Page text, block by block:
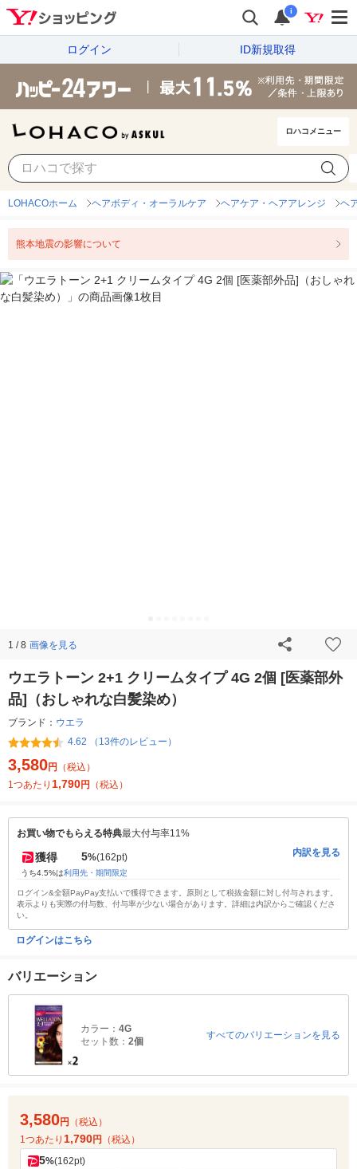
i
ログイン ID新規取得
ロハコメニュー
LOHACOホーム ヘアボディ・オーラルケア ヘアケア・ヘアアレンジ ヘ
熊本地震の影響について
1 / 8 画像を見る
ウエラトーン 2+1 クリームタイプ 4G 2個 [医薬部外
品]（おしゃれな白髪染め）
ブランド： ウエラ
4.62 （13件のレビュー）
3,580円
（税込）
1つあたり 1,790円 （税込）
お買い物でもらえる特典最大付与率11%
獲得 5%(162pt)
うち4.5%は利用先・期間限定
内訳を見る
ログイン&全額PayPay支払いで獲得できます。原則として税抜金額に対し付与されます。
表示よりも実際の付与数、付与率が少ない場合があります。詳細は内訳からご確認くださ
い。
ログインはこちら
バリエーション
カラー： 4G
セット数： 2個
すべてのバリエーションを見る
3,580円
（税込）
1つあたり 1,790円 （税込）
5%(162pt)